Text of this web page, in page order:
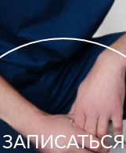
ЗАПИСАТЬСЯ